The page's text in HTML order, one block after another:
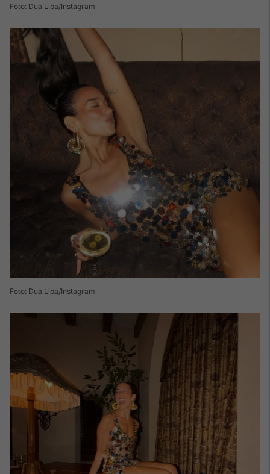
Foto: Dua Lipa/Instagram
Foto: Dua Lipa/Instagram